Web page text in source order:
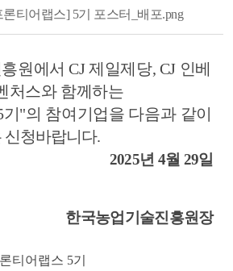
론티어랩스] 5기 포스터_배포.png
원에서 CJ 제일제당, CJ 인베
처스와 함께하는
기"의 참여기업을 다음과 같이
신청바랍니다.
2025년 4월 29일
한국농업기술진흥원장
티어랩스 5기